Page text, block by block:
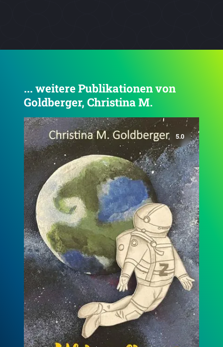
... weitere Publikationen von
Goldberger, Christina M.
5.0